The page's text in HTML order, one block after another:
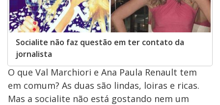
Socialite não faz questão em ter contato da
jornalista
O que Val Marchiori e Ana Paula Renault tem
em comum? As duas são lindas, loiras e ricas.
Mas a socialite não está gostando nem um